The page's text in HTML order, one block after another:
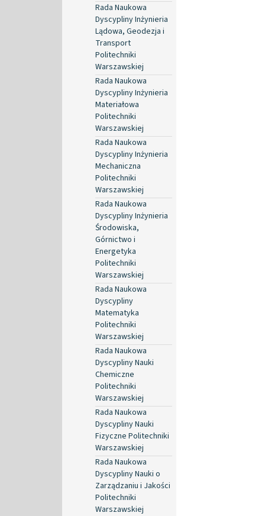
Rada Naukowa
Dyscypliny Inżynieria
Lądowa, Geodezja i
Transport
Politechniki
Warszawskiej
Rada Naukowa
Dyscypliny Inżynieria
Materiałowa
Politechniki
Warszawskiej
Rada Naukowa
Dyscypliny Inżynieria
Mechaniczna
Politechniki
Warszawskiej
Rada Naukowa
Dyscypliny Inżynieria
Środowiska,
Górnictwo i
Energetyka
Politechniki
Warszawskiej
Rada Naukowa
Dyscypliny
Matematyka
Politechniki
Warszawskiej
Rada Naukowa
Dyscypliny Nauki
Chemiczne
Politechniki
Warszawskiej
Rada Naukowa
Dyscypliny Nauki
Fizyczne Politechniki
Warszawskiej
Rada Naukowa
Dyscypliny Nauki o
Zarządzaniu i Jakości
Politechniki
Warszawskiej